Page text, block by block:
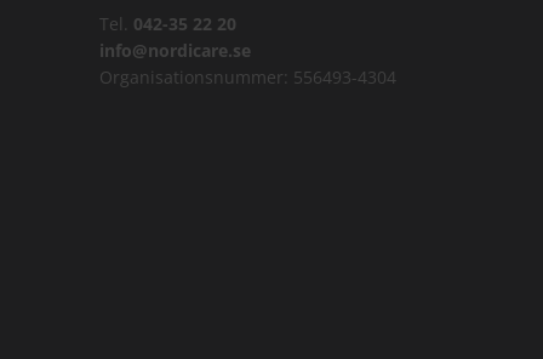
Tel. 042-35 22 20
info@nordicare.se
Organisationsnummer: 556493-4304